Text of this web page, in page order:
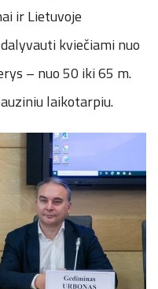
ir Lietuvoje
kviečiami nuo
– nuo 50 iki 65 m.
laikotarpiu.